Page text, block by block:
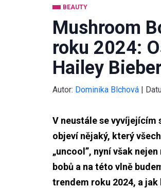
BEAUTY
Mushroom
roku 2024:
Hailey
Autor: Dominika Blchová |
V neustále se vyvíjejícím
objeví nějaký, který
„uncool”, nyní však
bobů a na této vlně
trendem roku 2024, a jak